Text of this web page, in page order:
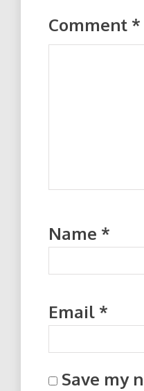
Comment *
Name *
Email *
Save my